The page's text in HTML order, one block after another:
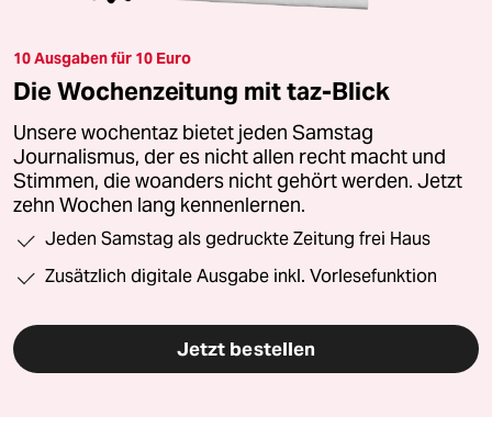
10 Ausgaben für 10 Euro
Die Wochenzeitung mit taz-Blick
Unsere wochentaz bietet jeden Samstag
Journalismus, der es nicht allen recht macht und
Stimmen, die woanders nicht gehört werden. Jetzt
zehn Wochen lang kennenlernen.
Jeden Samstag als gedruckte Zeitung frei Haus
Zusätzlich digitale Ausgabe inkl. Vorlesefunktion
Jetzt bestellen